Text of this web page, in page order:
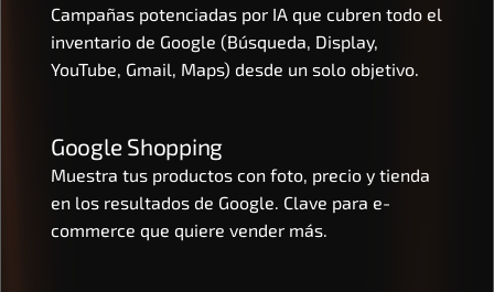
Campañas potenciadas por IA que cubren todo el
inventario de Google (Búsqueda, Display,
YouTube, Gmail, Maps) desde un solo objetivo.
Google Shopping
Muestra tus productos con foto, precio y tienda
en los resultados de Google. Clave para e-
commerce que quiere vender más.